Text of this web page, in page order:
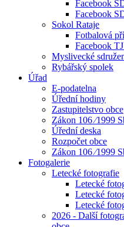
Facebook
Facebook
Sokol Rataje
Fotbalová
Facebook
Myslivecké
Rybářský spolek
Úřad
E-podatelna
Úřední hodiny
Zastupitelstvo obce
Zákon 106 ⁄1999
Úřední deska
Rozpočet obce
Zákon 106 ⁄1999
Fotogalerie
Letecké fotografie
Letecké
Letecké
Letecké
2026 - Další